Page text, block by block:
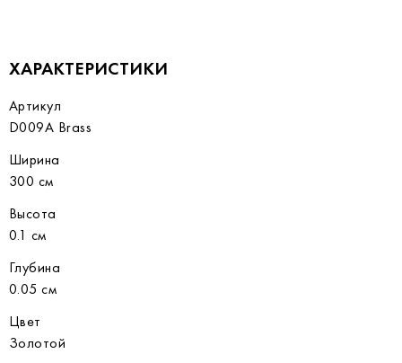
ХАРАКТЕРИСТИКИ
Артикул
D009A Brass
Ширина
300 см
Высота
0.1 см
Глубина
0.05 см
Цвет
Золотой